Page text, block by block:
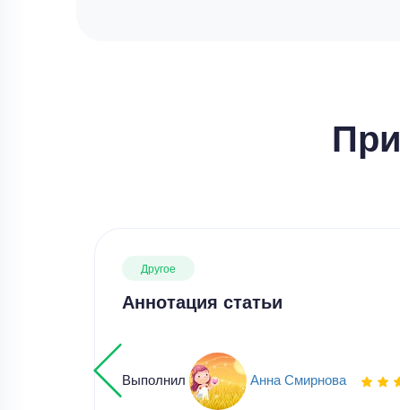
Другое
Аннотация статьи
Выполнил Анна Смирнова